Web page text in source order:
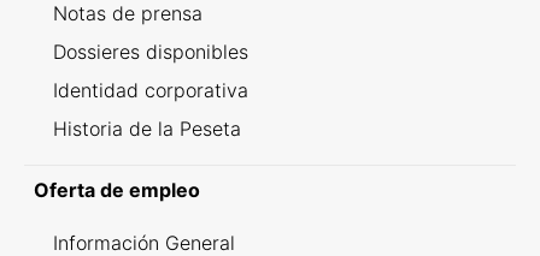
Notas de prensa
Dossieres disponibles
Identidad corporativa
Historia de la Peseta
Oferta de empleo
Información General